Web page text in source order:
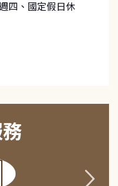
四、國定假日休